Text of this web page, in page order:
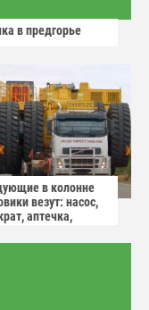
в предгорье
в колонне
везут: насос,
аптечка,